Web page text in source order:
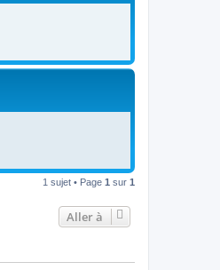
1 sujet • Page 1 sur 1
Aller à